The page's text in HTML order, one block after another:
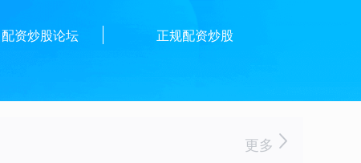
配资炒股论坛 正规配资炒股
更多